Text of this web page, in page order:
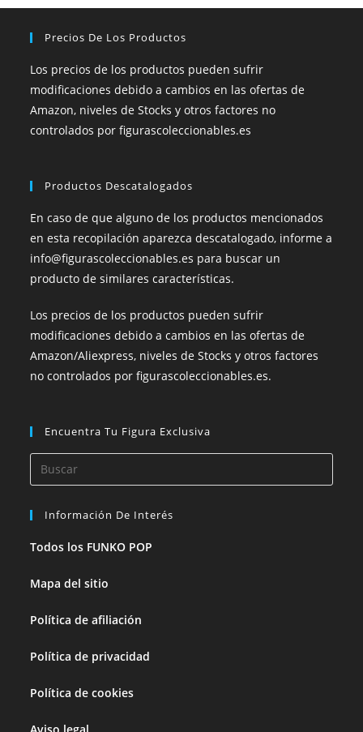
Precios De Los Productos
Los precios de los productos pueden sufrir
modificaciones debido a cambios en las ofertas de
Amazon, niveles de Stocks y otros factores no
controlados por figurascoleccionables.es
Productos Descatalogados
En caso de que alguno de los productos mencionados
en esta recopilación aparezca descatalogado, informe a
info@figurascoleccionables.es para buscar un
producto de similares características.
Los precios de los productos pueden sufrir
modificaciones debido a cambios en las ofertas de
Amazon/Aliexpress, niveles de Stocks y otros factores
no controlados por figurascoleccionables.es.
Encuentra Tu Figura Exclusiva
Información De Interés
Todos los FUNKO POP
Mapa del sitio
Política de afiliación
Política de privacidad
Política de cookies